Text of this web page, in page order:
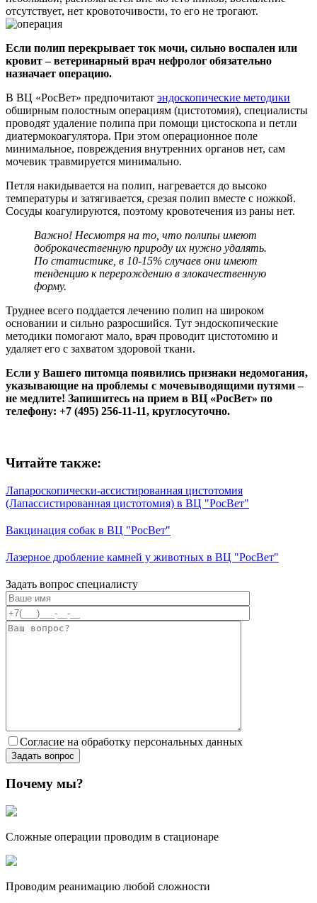
отсутствует, нет кровоточивости, то его не трогают.
Если полип перекрывает ток мочи, сильно воспален или
кровит – ветеринарный врач нефролог обязательно
назначает операцию.
В ВЦ «РосВет» предпочитают эндоскопические методики
обширным полостным операциям (цистотомия), специалисты
проводят удаление полипа при помощи цистоскопа и петли
диатермокоагулятора. При этом операционное поле
минимальное, повреждения внутренних органов нет, сам
мочевик травмируется минимально.
Петля накидывается на полип, нагревается до высоко
температуры и затягивается, срезая полип вместе с ножкой.
Сосуды коагулируются, поэтому кровотечения из раны нет.
Важно! Несмотря на то, что полипы имеют
доброкачественную природу их нужно удалять.
По статистике, в 10-15% случаев они имеют
тенденцию к перерождению в злокачественную
форму.
Труднее всего поддается лечению полип на широком
основании и сильно разросшийся. Тут эндоскопические
методики помогают мало, врач проводит цистотомию и
удаляет его с захватом здоровой ткани.
Если у Вашего питомца появились признаки недомогания,
указывающие на проблемы с мочевыводящими путями –
не медлите! Запишитесь на прием в ВЦ «РосВет» по
телефону: +7 (495) 256-11-11, круглосуточно.
Читайте также:
Лапароскопически-ассистированная цистотомия
(Лапассистированная цистотомия) в ВЦ "РосВет"
Вакцинация собак в ВЦ "РосВет"
Лазерное дробление камней у животных в ВЦ "РосВет"
Задать вопрос специалисту
Согласие на обработку персональных данных
Почему мы?
Сложные операции проводим в стационаре
Проводим реанимацию любой сложности